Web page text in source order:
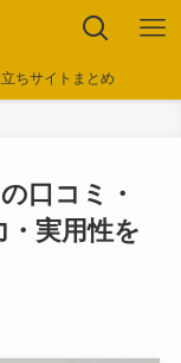
ちサイトまとめ
口コミ・
実用性を